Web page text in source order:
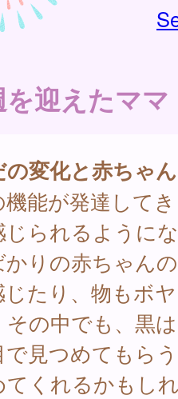
迎えたマ
変化と赤ちゃ
能が発達して
られるように
りの赤ちゃん
じたり、物もボ
の中でも、黒
見つめてもら
てくれるかもし